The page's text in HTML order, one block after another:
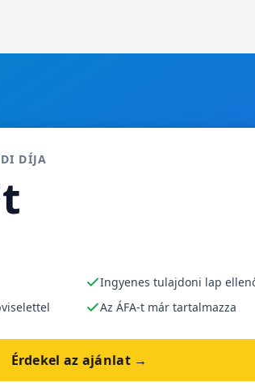
DÍJA
Ingyenes tulajdoni lap
Az ÁFA-t már tartalmazza
Érdekel az ajánlat →